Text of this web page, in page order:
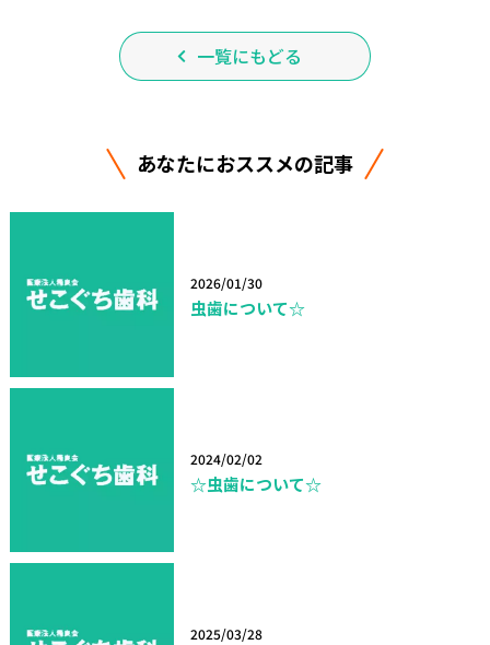
一覧にもどる
あなたにおススメの記事
2026/01/30
虫歯について☆
2024/02/02
☆虫歯について☆
2025/03/28